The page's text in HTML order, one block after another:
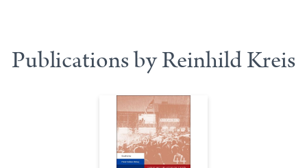
Publications by Reinhild Kreis